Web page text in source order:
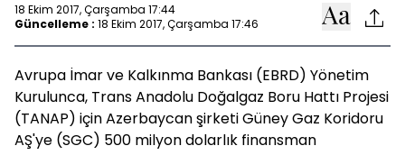
18 Ekim 2017, Çarşamba 17:44
Güncelleme : 18 Ekim 2017, Çarşamba 17:46
Avrupa İmar ve Kalkınma Bankası (EBRD) Yönetim
Kurulunca, Trans Anadolu Doğalgaz Boru Hattı Projesi
(TANAP) için Azerbaycan şirketi Güney Gaz Koridoru
AŞ'ye (SGC) 500 milyon dolarlık finansman